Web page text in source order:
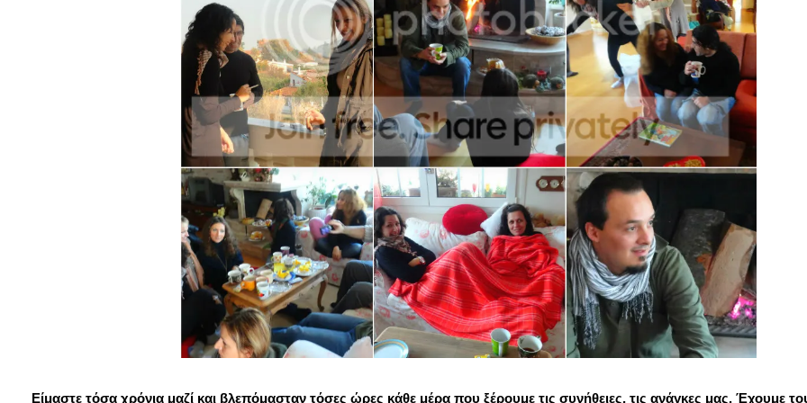
Είμαστε τόσα χρόνια μαζί και βλεπόμασταν τόσες ώρες κάθε μέρα που ξέρουμε τις συνήθειες, τις ανάγκες μας. Έχουμε